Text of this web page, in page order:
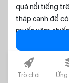
quá nổi tiếng
tháp canh để
muốn xâm
làng khỏi các
Trong Hack
cho bạn 1 số
rocket_fill
Trò chơi Ứng